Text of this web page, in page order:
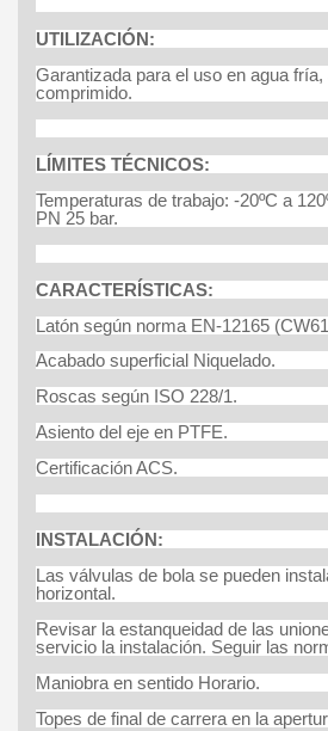
UTILIZACIÓN:
Garantizada para el uso en agua
comprimido.
LÍMITES TÉCNICOS:
Temperaturas de trabajo: -20ºC a
PN 25 bar.
CARACTERÍSTICAS:
Latón según norma EN-12165
Acabado superficial Niquelado.
Roscas según ISO 228/1.
Asiento del eje en PTFE.
Certificación ACS.
INSTALACIÓN:
Las válvulas de bola se pueden
horizontal.
Revisar la estanqueidad de las
servicio la instalación. Seguir las
Maniobra en sentido Horario.
Topes de final de carrera en la